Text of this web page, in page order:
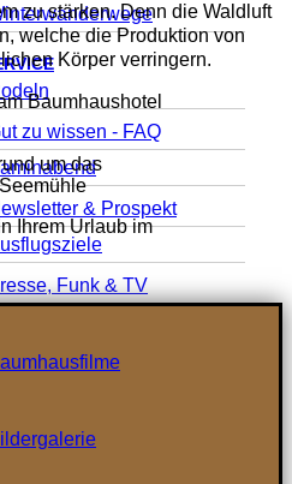
zu wissen - FAQ
& Prospekt
Funk & TV
zu stärken. Denn die Waldluft
welche die Produktion von
Körper verringern.